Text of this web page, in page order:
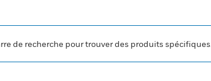
de recherche pour trouver des produits spécifiques.